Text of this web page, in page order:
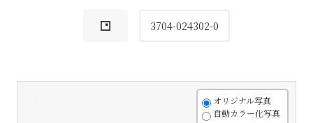
3704-024302-0
オリジナル写真
自動カラー化写真